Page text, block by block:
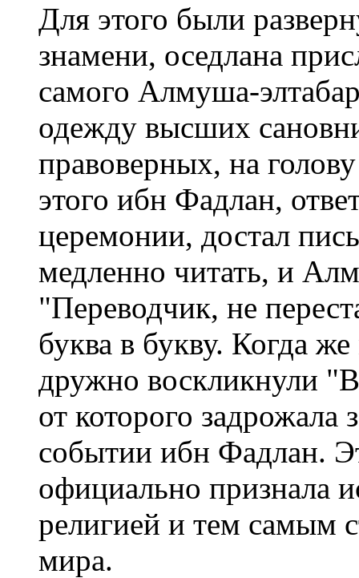
Для этого были
знамени, оседлана
самого Алмуша-
одежду высших
правоверных, на
этого ибн Фадлан,
церемонии, достал
медленно читать, и
"Переводчик, не
буква в букву. Когда
дружно воскликнули
от которого
событии ибн Фадлан.
официально признала
религией и тем самым
мира.